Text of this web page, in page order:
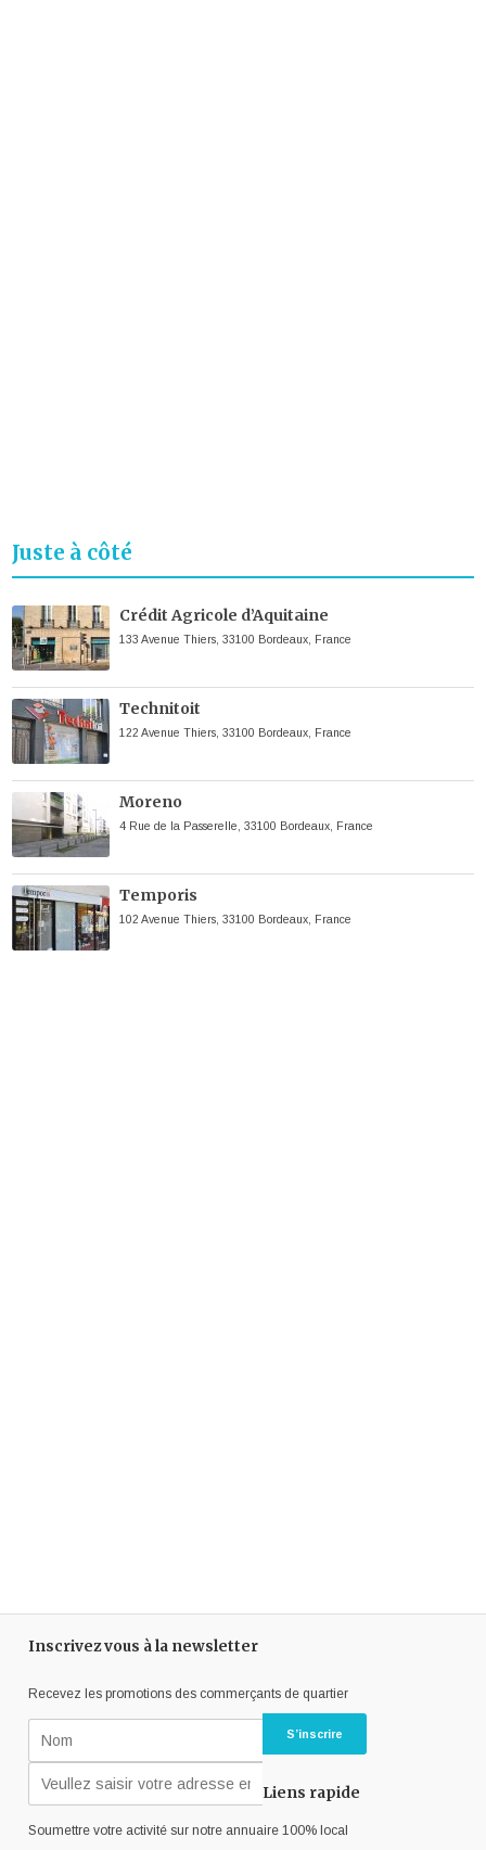
Juste à côté
Crédit Agricole d’Aquitaine
133 Avenue Thiers, 33100 Bordeaux, France
Technitoit
122 Avenue Thiers, 33100 Bordeaux, France
Moreno
4 Rue de la Passerelle, 33100 Bordeaux, France
Temporis
102 Avenue Thiers, 33100 Bordeaux, France
Inscrivez vous à la newsletter
Recevez les promotions des commerçants de quartier
Liens rapide
Soumettre votre activité sur notre annuaire 100% local